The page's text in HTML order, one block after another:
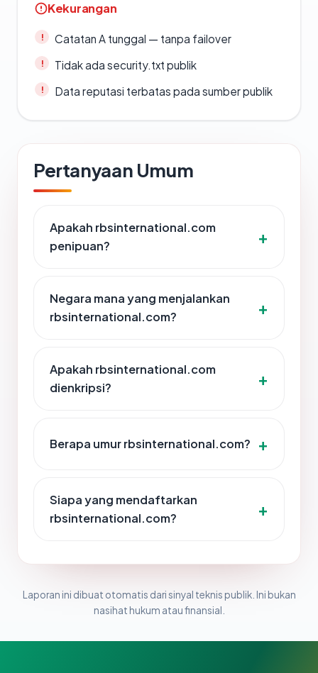
Kekurangan
Catatan A tunggal — tanpa failover
Tidak ada security.txt publik
Data reputasi terbatas pada sumber publik
Pertanyaan Umum
Apakah rbsinternational.com
penipuan?
Negara mana yang menjalankan
rbsinternational.com?
Apakah rbsinternational.com
dienkripsi?
Berapa umur rbsinternational.com?
Siapa yang mendaftarkan
rbsinternational.com?
Laporan ini dibuat otomatis dari sinyal teknis publik. Ini bukan
nasihat hukum atau finansial.